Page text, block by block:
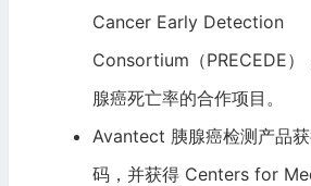
Cancer Early Detection
Consortium（PRECEDE）
腺癌死亡率的合作项目。
Avantect 胰腺癌检测产品
码，并获得 Centers for